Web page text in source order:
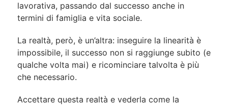
lavorativa, passando dal successo anche in
termini di famiglia e vita sociale.
La realtà, però, è un’altra: inseguire la linearità è
impossibile, il successo non si raggiunge subito (e
qualche volta mai) e ricominciare talvolta è più
che necessario.
Accettare questa realtà e vederla come la